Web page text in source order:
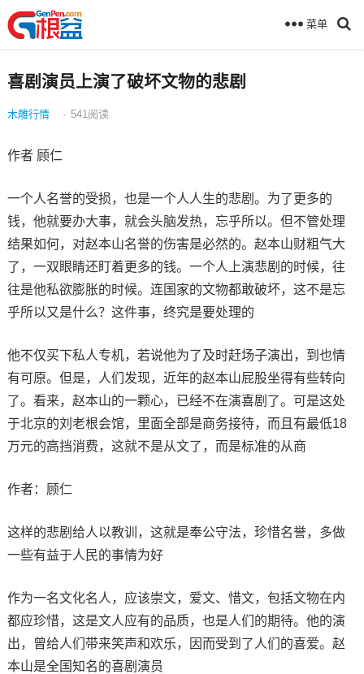
菜单
喜剧演员上演了破坏文物的悲剧
木雕行情 · 541 阅读
作者 顾仁
一个人名誉的受损，也是一个人人生的悲剧。为了更多的
钱，他就要办大事，就会头脑发热，忘乎所以。但不管处理
结果如何，对赵本山名誉的伤害是必然的。赵本山财粗气大
了，一双眼睛还盯着更多的钱。一个人上演悲剧的时候，往
往是他私欲膨胀的时候。连国家的文物都敢破坏，这不是忘
乎所以又是什么？这件事，终究是要处理的
他不仅买下私人专机，若说他为了及时赶场子演出，到也情
有可原。但是，人们发现，近年的赵本山屁股坐得有些转向
了。看来，赵本山的一颗心，已经不在演喜剧了。可是这处
于北京的刘老根会馆，里面全部是商务接待，而且有最低18
万元的高挡消费，这就不是从文了，而是标准的从商
作者：顾仁
这样的悲剧给人以教训，这就是奉公守法，珍惜名誉，多做
一些有益于人民的事情为好
作为一名文化名人，应该崇文，爱文、惜文，包括文物在内
都应珍惜，这是文人应有的品质，也是人们的期待。他的演
出，曾给人们带来笑声和欢乐，因而受到了人们的喜爱。赵
本山是全国知名的喜剧演员